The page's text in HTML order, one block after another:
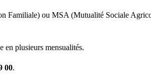
Familiale) ou MSA (Mutualité Sociale
en plusieurs mensualités.
00.